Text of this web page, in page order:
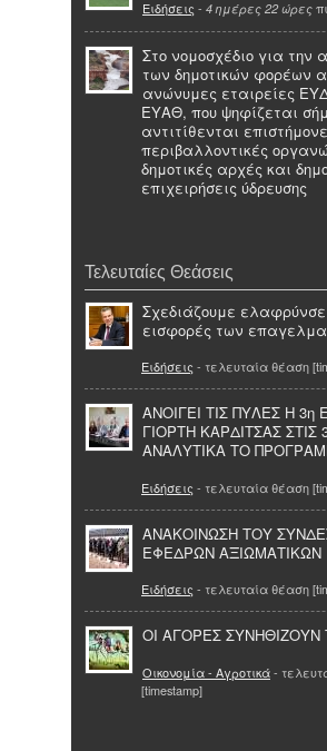
Ειδήσεις - 4 ημέρες 22 ώρες
Στο νομοσχέδιο για την
των δημοτικών φορέων
ανώνυμες εταιρείες
ΕΥΑΘ, που ψηφίζεται
αντιτίθενται
περιβαλλοντικές
δημοτικές αρχές και
επιχειρήσεις ύδρευσης
Τελευταίες Θεάσεις
Σχεδιάζουμε
εισφορές των
Ειδήσεις - τελευταία θέαση
ΑΝΟΙΓΕΙ ΤΙΣ ΠΥΛΕΣ Η 3η
ΓΙΟΡΤΗ ΚΑΡΔΙΤΣΑΣ ΣΤΙΣ
ΑΝΑΛΥΤΙΚΑ ΤΟ
Ειδήσεις - τελευταία θέαση
ΑΝΑΚΟΙΝΩΣΗ ΤΟY
ΕΦΕΔΡΩΝ ΑΞΙΩΜΑΤΙΚΩΝ
Ειδήσεις - τελευταία θέαση
ΟΙ ΑΓΟΡΕΣ ΣΥΝΗΘΙΖΟΥΝ
Οικονομία - Αγροτικά-
[timestamp]